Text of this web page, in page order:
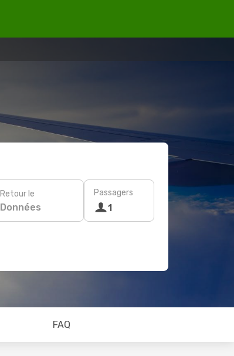
Retour le
Données
Passagers
1
FAQ